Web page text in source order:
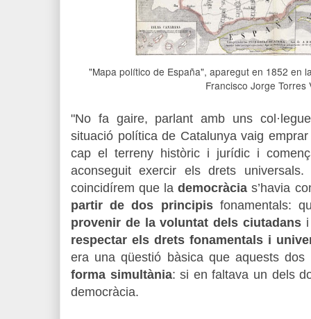
"Mapa político de España", aparegut en 1852 en
Francisco Jorge Torres
"No fa gaire, parlant amb uns
situació política de Catalunya vaig
cap el terreny històric i jurídic i
aconseguit exercir els drets
coincidírem que lademocràcia s’havia
partir de dos principisfonamentals:
provenir de la voluntat dels ciu­tadans
respectar els drets fonamentals i
era una qüestió ­bàsica que aquests
forma simultània: si en faltava un dels
democràcia.